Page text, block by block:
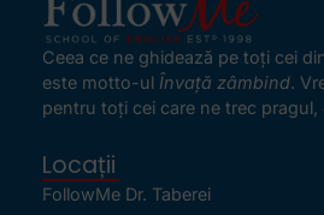
Ceea ce ne ghidează pe toţi cei
este motto-ul Învaţă zâmbind.
pentru toţi cei care ne trec pragul,
Locații
FollowMe Dr. Taberei